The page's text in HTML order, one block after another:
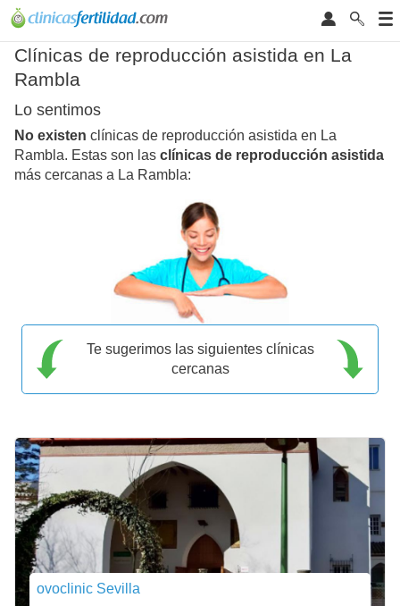
Clínicas de reproducción asistida en La
Rambla
Lo sentimos
No existen clínicas de reproducción asistida en La
Rambla. Estas son las clínicas de reproducción asistida
más cercanas a La Rambla:
Te sugerimos las siguientes clínicas
cercanas
ovoclinic Sevilla